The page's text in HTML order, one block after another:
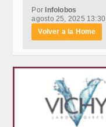
PorInfolobos
agosto 25, 2025 13:30
Volver a la Home